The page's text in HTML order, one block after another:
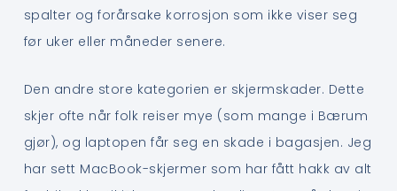
spalter og forårsake korrosjon som ikke viser seg
før uker eller måneder senere.
Den andre store kategorien er skjermskader. Dette
skjer ofte når folk reiser mye (som mange i Bærum
gjør), og laptopen får seg en skade i bagasjen. Jeg
har sett MacBook-skjermer som har fått hakk av alt